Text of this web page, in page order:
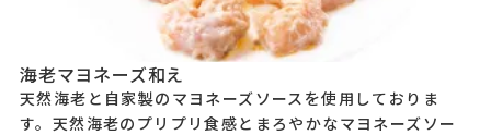
海老マヨネーズ和え
天然海老と自家製のマヨネーズソースを使用しておりま
す。天然海老のプリプリ食感とまろやかなマヨネーズソー